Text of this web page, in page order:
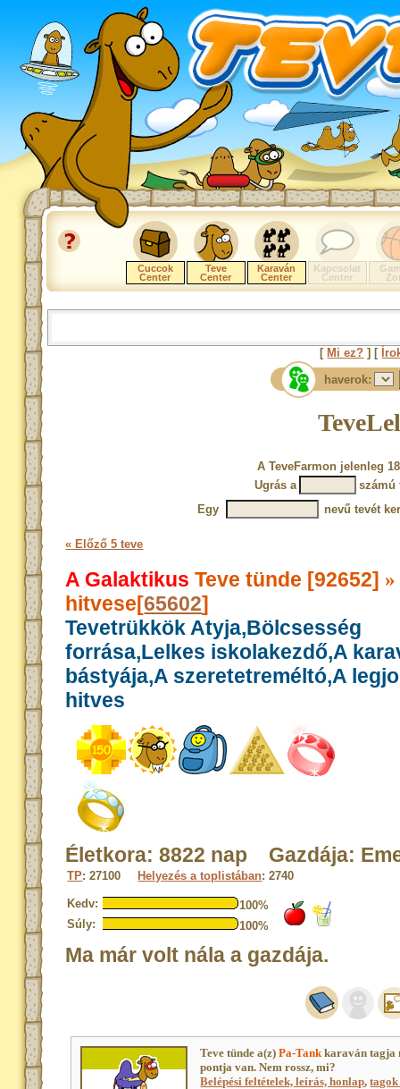
Cuccok
Center
Teve
Center
Karaván
Center
Kapcsolat
Center
[ Mi ez? ] [
haverok:
A TeveFarmon jelenleg
Ugrás a
számú
Egy
nevű tevét
« Előző 5 teve
A Galaktikus Teve tünde [92652] »
hitvese[65602]
Tevetrükkök Atyja,Bölcsesség
forrása,Lelkes iskolakezdő,A
bástyája,A szeretetreméltó,A
hitves
Életkora: 8822 nap Gazdája:
TP: 27100 Helyezés a toplistában: 2740
Kedv:
100%
Súly:
100%
Ma már volt nála a gazdája.
Teve tünde a(z)Pa-Tankkaraván tagja
pontja van. Nem rossz, mi?
Belépési feltételek, leírás, honlap,